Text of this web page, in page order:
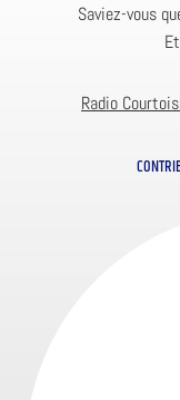
Saviez-vous
Radio